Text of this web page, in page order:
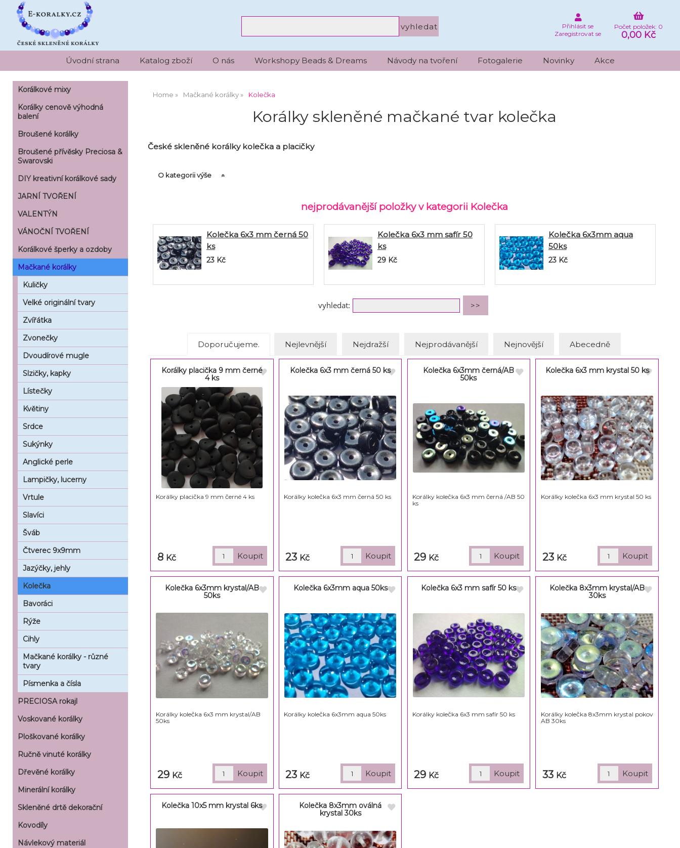
Počet položek: 0
0,00 Kč
Přihlásit se
Zaregistrovat se
Úvodní strana Katalog zboží O nás Workshopy Beads & Dreams Návody na tvoření Fotogalerie Novinky Akce
Home Mačkané korálky Kolečka
Korálky skleněné mačkané tvar kolečka
České skleněné korálky kolečka a placičky
O kategorii výše
nejprodávanější položky v kategorii Kolečka
Kolečka 6x3 mm černá 50
ks
23 Kč
Kolečka 6x3 mm safír 50
ks
29 Kč
Kolečka 6x3mm aqua
50ks
23 Kč
vyhledat:
Doporučujeme. Nejlevnější Nejdražší Nejprodávanější Nejnovější Abecedně
Korálky placička 9 mm černé
4 ks
Korálky placička 9 mm černé 4 ks
8 Kč
Kolečka 6x3 mm černá 50 ks
Korálky kolečka 6x3 mm černá 50 ks
23 Kč
Kolečka 6x3mm černá/AB
50ks
Korálky kolečka 6x3 mm černá /AB 50
ks
29 Kč
Kolečka 6x3 mm krystal 50 ks
Korálky kolečka 6x3 mm krystal 50 ks
23 Kč
Kolečka 6x3mm krystal/AB
50ks
Korálky kolečka 6x3 mm krystal/AB
50ks
29 Kč
Kolečka 6x3mm aqua 50ks
Korálky kolečka 6x3mm aqua 50ks
23 Kč
Kolečka 6x3 mm safír 50 ks
Korálky kolečka 6x3 mm safír 50 ks
29 Kč
Kolečka 8x3mm krystal/AB
30ks
Korálky kolečka 8x3mm krystal pokov
AB 30ks
33 Kč
Kolečka 10x5 mm krystal 6ks
Kolečka 8x3mm oválná
krystal 30ks
Korálkové mixy
Korálky cenově výhodná
balení
Broušené korálky
Broušené přívěsky Preciosa &
Swarovski
DIY kreativní korálkové sady
JARNÍ TVOŘENÍ
VALENTÝN
VÁNOČNÍ TVOŘENÍ
Korálkové šperky a ozdoby
Mačkané korálky
Kuličky
Velké originální tvary
Zvířátka
Zvonečky
Dvoudírové mugle
Slzičky, kapky
Lístečky
Květiny
Srdce
Sukýnky
Anglické perle
Lampičky, lucerny
Vrtule
Slavíci
Šváb
Čtverec 9x9mm
Jazýčky, jehly
Kolečka
Bavoráci
Rýže
Cihly
Mačkané korálky - různé
tvary
Písmenka a čísla
PRECIOSA rokajl
Voskované korálky
Ploškované korálky
Ručně vinuté korálky
Dřevěné korálky
Minerální korálky
Skleněné drtě dekorační
Kovodíly
Návlekový materiál